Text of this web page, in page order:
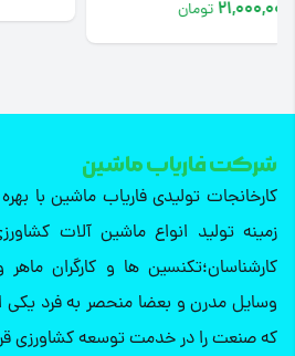
شرکت فاریاب ماشین
کارخانجات تولیدی فاریاب ماشین با
زمینه تولید انواع ماشین آلات
کارشناسان؛تکنسین ها و کارگران
وسایل مدرن و بعضا منحصر به فرد یکی
که صنعت را در خدمت توسعه کشاورزی